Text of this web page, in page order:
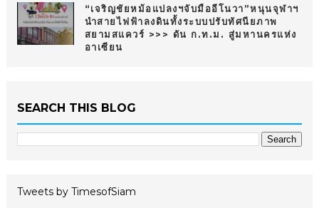
“เจริญชัยหม้อแปลงฯจับมืออีโนวา”หนุนจุฬาฯ
นำสายไฟฟ้าลงดินทั้งระบบปรับทัศนียภาพ
สยามสแควร์ >>> ดัน ก.ท.ม. สู่มหานครแห่ง
อาเซียน
SEARCH THIS BLOG
Tweets by TimesofSiam